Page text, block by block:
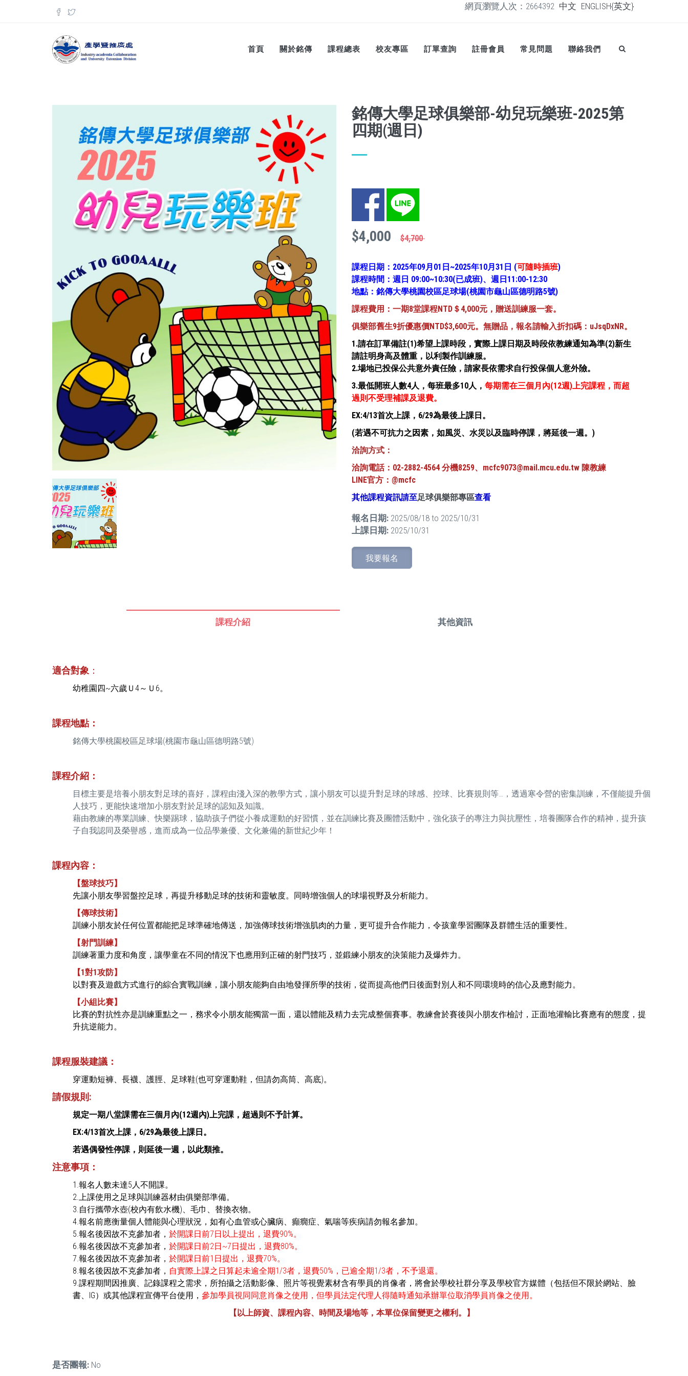
網頁瀏覽人次：2664392 中文 ENGLISH{英文}
搜尋表單
首頁 關於銘傳 課程總表 校友專區 訂單查詢 註冊會員 常見問題 聯絡我們
銘傳大學足球俱樂部-幼兒玩樂班-2025第
四期(週日)
Facebook LINE
$4,000 $4,700
課程日期：2025年09月01日~2025年10月31日 (可隨時插班)
課程時間：週日 09:00~10:30(已成班)、週日11:00-12:30
地點：銘傳大學桃園校區足球場(桃園市龜山區德明路5號)
課程費用：一期8堂課程NTD＄4,000元，贈送訓練服一套。
俱樂部舊生9折優惠價NTD$3,600元。無贈品，報名請輸入折扣碼：uJsqDxNR。
1.請在訂單備註(1)希望上課時段，實際上課日期及時段依教練通知為準(2)新生
請註明身高及體重，以利製作訓練服。
2.場地已投保公共意外責任險，請家長依需求自行投保個人意外險。
3.最低開班人數4人，每班最多10人， 每期需在三個月內(12週)上完課程，而超
過則不受理補課及退費。
EX:4/13首次上課，6/29為最後上課日。
(若遇不可抗力之因素，如風災、水災以及臨時停課，將延後一週。)
洽詢方式：
洽詢電話：02-2882-4564 分機8259、mcfc9073@mail.mcu.edu.tw 陳教練
LINE官方：@mcfc
其他課程資訊請至足球俱樂部專區查看
報名日期: 2025/08/18 to 2025/10/31
上課日期: 2025/10/31
我要報名
課程介紹 其他資訊
適合對象 ：
幼稚園四~六歲Ｕ4～Ｕ6。
課程地點：
銘傳大學桃園校區足球場(桃園市龜山區德明路5號)
課程介紹：
目標主要是培養小朋友對足球的喜好，課程由淺入深的教學方式，讓小朋友可以提升對足球的球感、控球、比賽規則等…，透過寒令營的密集訓練，不僅能提升個
人技巧，更能快速增加小朋友對於足球的認知及知識。
藉由教練的專業訓練、快樂踢球，協助孩子們從小養成運動的好習慣，並在訓練比賽及團體活動中，強化孩子的專注力與抗壓性，培養團隊合作的精神，提升孩
子自我認同及榮譽感，進而成為一位品學兼優、文化兼備的新世紀少年！
課程內容：
【盤球技巧】
先讓小朋友學習盤控足球，再提升移動足球的技術和靈敏度。同時增強個人的球場視野及分析能力。
【傳球技術】
訓練小朋友於任何位置都能把足球準確地傳送，加強傳球技術增強肌肉的力量，更可提升合作能力，令孩童學習團隊及群體生活的重要性。
【射門訓練】
訓練著重力度和角度，讓學童在不同的情況下也應用到正確的射門技巧，並鍛練小朋友的決策能力及爆炸力。
【1對1攻防】
以對賽及遊戲方式進行的綜合實戰訓練，讓小朋友能夠自由地發揮所學的技術，從而提高他們日後面對別人和不同環境時的信心及應對能力。
【小組比賽】
比賽的對抗性亦是訓練重點之一，務求令小朋友能獨當一面，還以體能及精力去完成整個賽事。教練會於賽後與小朋友作檢討，正面地灌輸比賽應有的態度，提
升抗逆能力。
課程服裝建議：
穿運動短褲、長襪、護脛、足球鞋(也可穿運動鞋，但請勿高筒、高底)。
請假規則:
規定一期八堂課需在三個月內(12週內)上完課，超過則不予計算。
EX:4/13首次上課，6/29為最後上課日。
若遇偶發性停課，則延後一週，以此類推。
注意事項：
1.報名人數未達5人不開課。
2.上課使用之足球與訓練器材由俱樂部準備。
3.自行攜帶水壺(校內有飲水機)、毛巾、替換衣物。
4.報名前應衡量個人體能與心理狀況，如有心血管或心臟病、癲癇症、氣喘等疾病請勿報名參加。
5.報名後因故不克參加者， 於開課日前7日以上提出，退費90%。
6.報名後因故不克參加者， 於開課日前2日~7日提出，退費80%。
7.報名後因故不克參加者， 於開課日前1日提出，退費70%。
8.報名後因故不克參加者， 自實際上課之日算起未逾全期1/3者，退費50%，已逾全期1/3者，不予退還。
9.課程期間因推廣、記錄課程之需求，所拍攝之活動影像、照片等視覺素材含有學員的肖像者，將會於學校社群分享及學校官方媒體（包括但不限於網站、臉
書、IG）或其他課程宣傳平台使用， 參加學員視同同意肖像之使用，但學員法定代理人得隨時通知承辦單位取消學員肖像之使用。
【以上師資、課程內容、時間及場地等，本單位保留變更之權利。】
是否團報: No